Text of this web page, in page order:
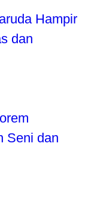
Hampir
dan
Seni dan